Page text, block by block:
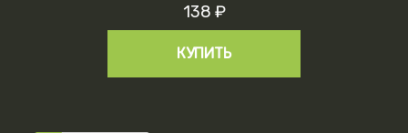
138 ₽
КУПИТЬ